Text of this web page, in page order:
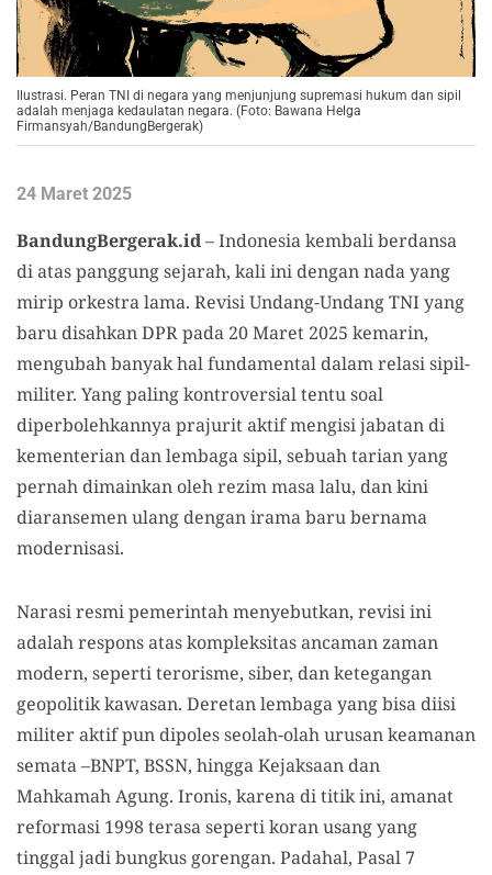
Ilustrasi. Peran TNI di negara yang menjunjung supremasi hukum dan sipil
adalah menjaga kedaulatan negara. (Foto: Bawana Helga
Firmansyah/BandungBergerak)
24 Maret 2025
BandungBergerak.id– Indonesia kembali berdansa
di atas panggung sejarah, kali ini dengan nada yang
mirip orkestra lama. Revisi Undang-Undang TNI yang
baru disahkan DPR pada 20 Maret 2025 kemarin,
mengubah banyak hal fundamental dalam relasi sipil-
militer. Yang paling kontroversial tentu soal
diperbolehkannya prajurit aktif mengisi jabatan di
kementerian dan lembaga sipil, sebuah tarian yang
pernah dimainkan oleh rezim masa lalu, dan kini
diaransemen ulang dengan irama baru bernama
modernisasi.
Narasi resmi pemerintah menyebutkan, revisi ini
adalah respons atas kompleksitas ancaman zaman
modern, seperti terorisme, siber, dan ketegangan
geopolitik kawasan. Deretan lembaga yang bisa diisi
militer aktif pun dipoles seolah-olah urusan keamanan
semata –BNPT, BSSN, hingga Kejaksaan dan
Mahkamah Agung. Ironis, karena di titik ini, amanat
reformasi 1998 terasa seperti koran usang yang
tinggal jadi bungkus gorengan. Padahal, Pasal 7